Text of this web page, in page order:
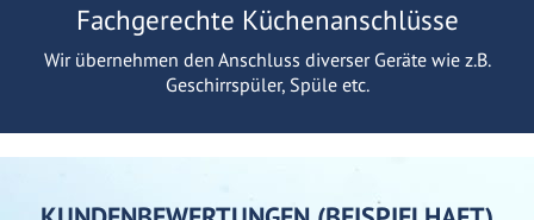
Fachgerechte Küchenanschlüsse
Wir übernehmen den Anschluss diverser Geräte wie z.B.
Geschirrspüler, Spüle etc.